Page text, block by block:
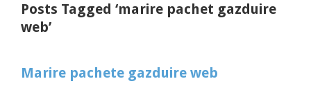
Posts Tagged ‘marire pachet gazduire
web’
Marire pachete gazduire web